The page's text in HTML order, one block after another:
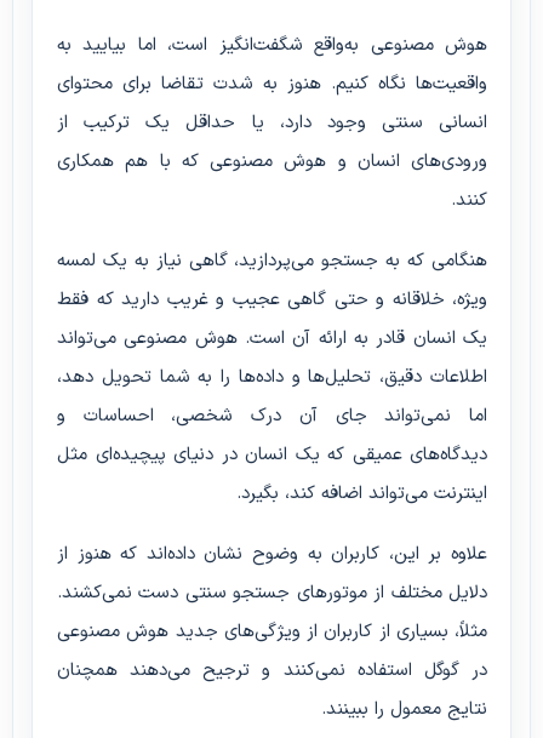
هوش مصنوعی به‌واقع شگفت‌انگیز است، اما بیایید به
واقعیت‌ها نگاه کنیم. هنوز به شدت تقاضا برای محتوای
انسانی سنتی وجود دارد، یا حداقل یک ترکیب از
ورودی‌های انسان و هوش مصنوعی که با هم همکاری
کنند.
هنگامی که به جستجو می‌پردازید، گاهی نیاز به یک لمسه
ویژه، خلاقانه و حتی گاهی عجیب و غریب دارید که فقط
یک انسان قادر به ارائه آن است. هوش مصنوعی می‌تواند
اطلاعات دقیق، تحلیل‌ها و داده‌ها را به شما تحویل دهد،
اما نمی‌تواند جای آن درک شخصی، احساسات و
دیدگاه‌های عمیقی که یک انسان در دنیای پیچیده‌ای مثل
اینترنت می‌تواند اضافه کند، بگیرد.
علاوه بر این، کاربران به وضوح نشان داده‌اند که هنوز از
دلایل مختلف از موتورهای جستجو سنتی دست نمی‌کشند.
مثلاً، بسیاری از کاربران از ویژگی‌های جدید هوش مصنوعی
در گوگل استفاده نمی‌کنند و ترجیح می‌دهند همچنان
نتایج معمول را ببینند.